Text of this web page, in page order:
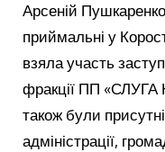
Арсеній
приймальні у
взяла участь
фракції ПП «СЛУГА
також були
адміністрації,